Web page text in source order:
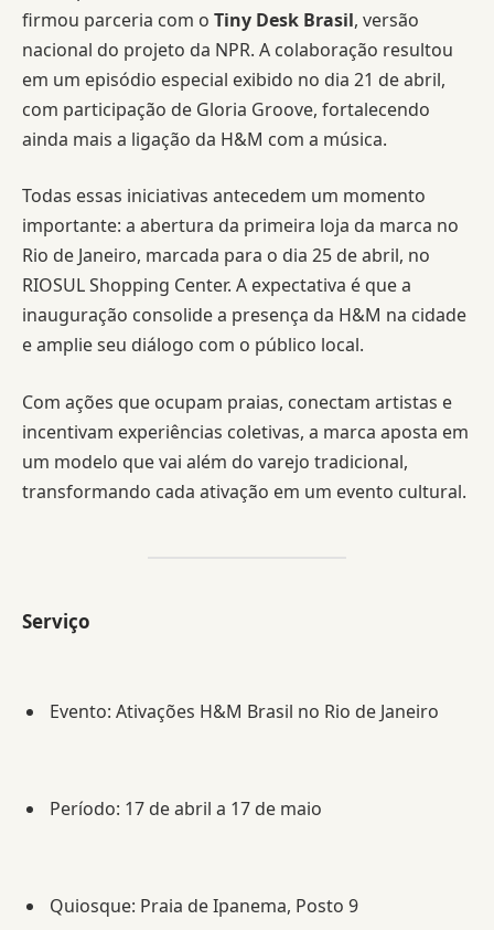
firmou parceria com o Tiny Desk Brasil, versão
nacional do projeto da NPR. A colaboração resultou
em um episódio especial exibido no dia 21 de abril,
com participação de Gloria Groove, fortalecendo
ainda mais a ligação da H&M com a música.
Todas essas iniciativas antecedem um momento
importante: a abertura da primeira loja da marca no
Rio de Janeiro, marcada para o dia 25 de abril, no
RIOSUL Shopping Center. A expectativa é que a
inauguração consolide a presença da H&M na cidade
e amplie seu diálogo com o público local.
Com ações que ocupam praias, conectam artistas e
incentivam experiências coletivas, a marca aposta em
um modelo que vai além do varejo tradicional,
transformando cada ativação em um evento cultural.
Serviço
Evento: Ativações H&M Brasil no Rio de Janeiro
Período: 17 de abril a 17 de maio
Quiosque: Praia de Ipanema, Posto 9